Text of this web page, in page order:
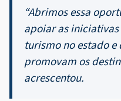
“Abrimos essa
apoiar as
turismo no estado e
promovam os
acrescentou.